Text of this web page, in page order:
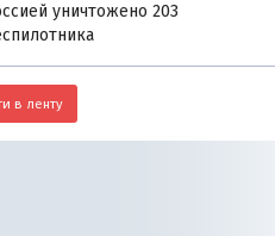
уничтожено 203
в ленту